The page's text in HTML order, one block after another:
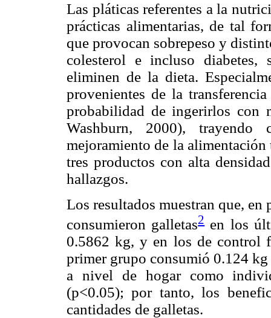
Las pláticas referentes a la
prácticas alimentarias, de tal
que provocan sobrepeso y
colesterol e incluso diabetes,
eliminen de la dieta.
provenientes de la
probabilidad de ingerirlos con
Washburn, 2000),
mejoramiento de la
tres productos con alta
hallazgos.
Los resultados muestran que,
consumieron galletas2en los
0.5862 kg, y en los de control
primer grupo consumió 0.124
a nivel de hogar como
(p<0.05); por tanto, los
cantidades de galletas.